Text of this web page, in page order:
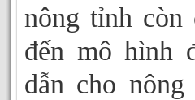
nông tỉnh còn
đến mô hình
dẫn cho